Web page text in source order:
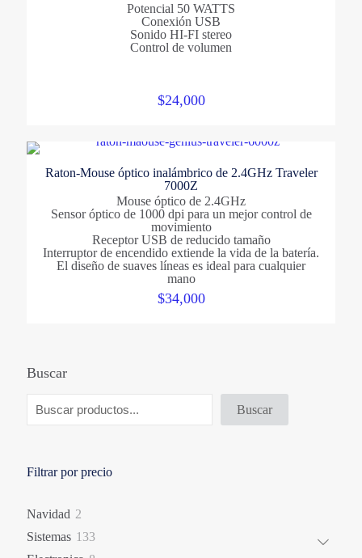
Potencial 50 WATTS
Conexión USB
Sonido HI-FI stereo
Control de volumen
$24,000
Raton-Mouse óptico inalámbrico de 2.4GHz Traveler
7000Z
Mouse óptico de 2.4GHz
Sensor óptico de 1000 dpi para un mejor control de
movimiento
Receptor USB de reducido tamaño
Interruptor de encendido extiende la vida de la batería.
El diseño de suaves líneas es ideal para cualquier
mano
$34,000
Buscar
Buscar
Filtrar por precio
Navidad 2
Sistemas 133133